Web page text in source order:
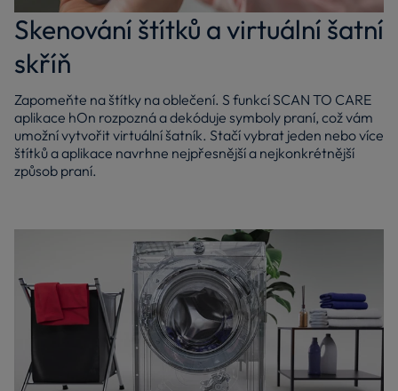
Skenování štítků a virtuální šatní
skříň
Zapomeňte na štítky na oblečení. S funkcí SCAN TO CARE
aplikace hOn rozpozná a dekóduje symboly praní, což vám
umožní vytvořit virtuální šatník. Stačí vybrat jeden nebo více
štítků a aplikace navrhne nejpřesnější a nejkonkrétnější
způsob praní.